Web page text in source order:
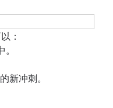
：
新冲刺。